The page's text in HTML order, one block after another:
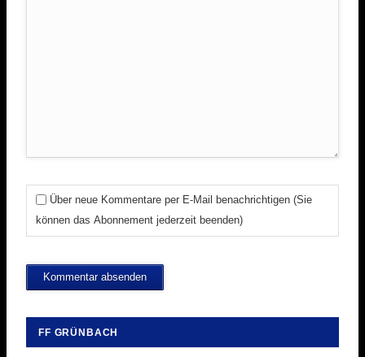
Über neue Kommentare per E-Mail benachrichtigen (Sie
können das Abonnement jederzeit beenden)
Kommentar absenden
FF GRÜNBACH